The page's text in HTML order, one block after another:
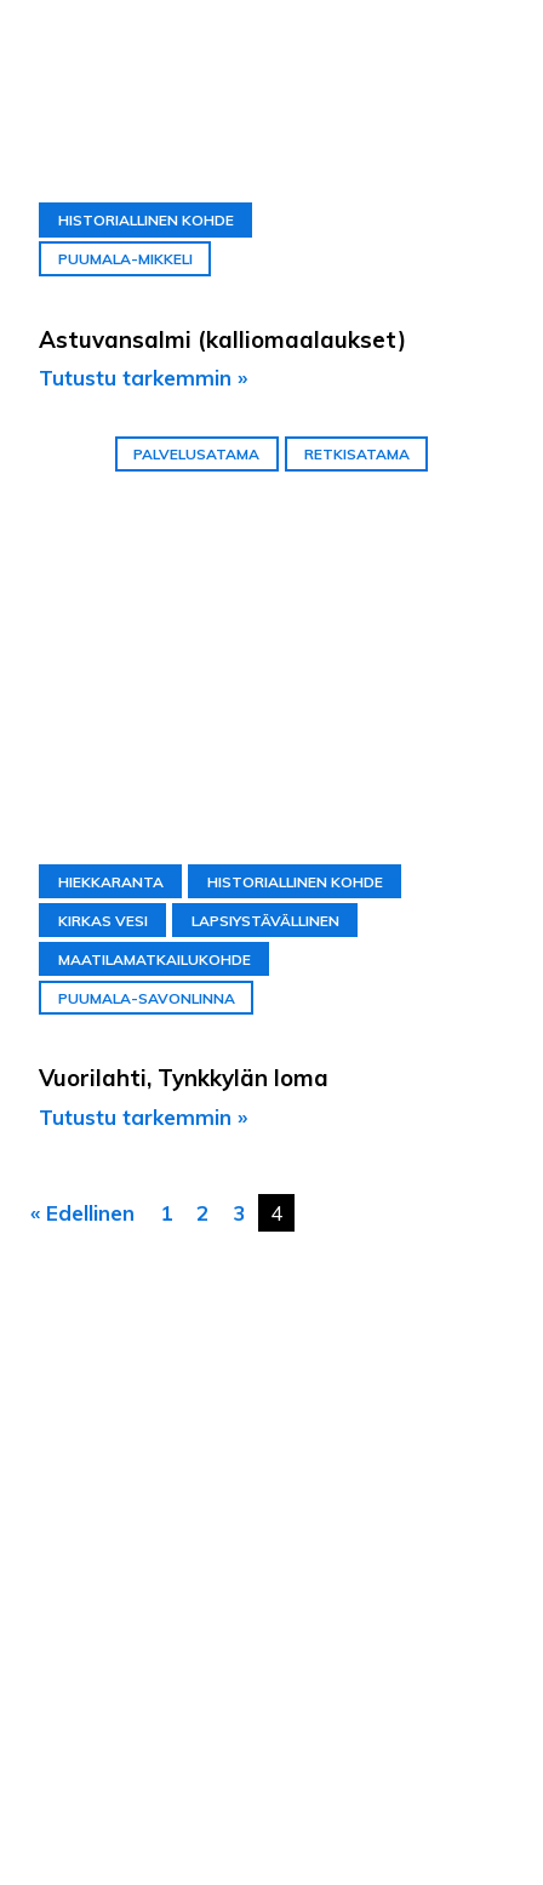
HISTORIALLINEN KOHDE
PUUMALA-MIKKELI
Astuvansalmi (kalliomaalaukset)
Tutustu tarkemmin »
PALVELUSATAMA RETKISATAMA
HIEKKARANTA HISTORIALLINEN KOHDE
KIRKAS VESI LAPSIYSTÄVÄLLINEN
MAATILAMATKAILUKOHDE
PUUMALA-SAVONLINNA
Vuorilahti, Tynkkylän loma
Tutustu tarkemmin »
« Edellinen 1 2 3 4